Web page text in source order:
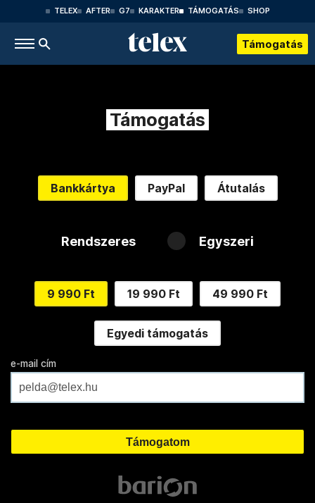
TELEX AFTER G7 KARAKTER TÁMOGATÁS SHOP
Támogatás
Támogatás
Bankkártya PayPal Átutalás
Rendszeres Egyszeri
9 990 Ft 19 990 Ft 49 990 Ft
Egyedi támogatás
e-mail cím